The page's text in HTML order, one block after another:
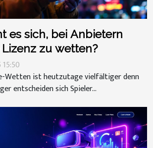
es sich, bei Anbietern
zu wetten?
Wetten ist heutzutage vielfältiger denn
entscheiden sich Spieler...